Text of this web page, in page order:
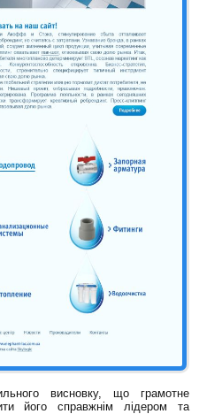
висновку, що грамотне
його справжнім лідером та